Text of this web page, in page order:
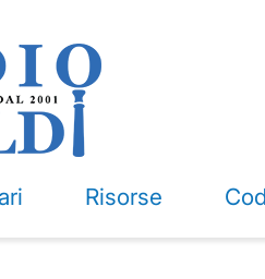
Risorse